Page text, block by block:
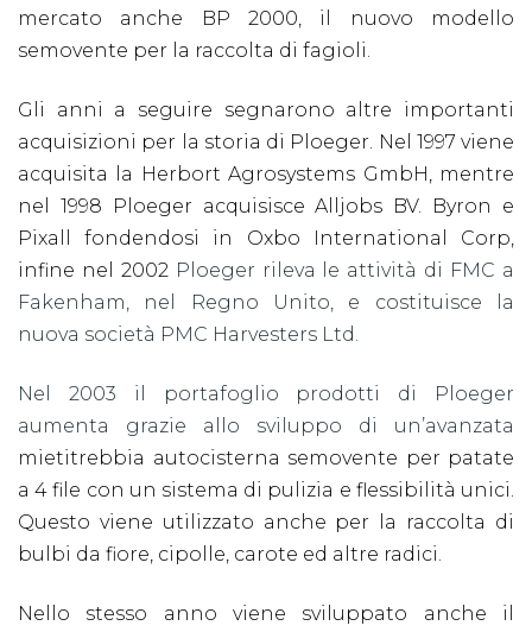
mercato anche BP 2000, il nuovo modello
semovente per la raccolta di fagioli.
Gli anni a seguire segnarono altre importanti
acquisizioni per la storia di Ploeger. Nel 1997 viene
acquisita la Herbort Agrosystems GmbH, mentre
nel 1998 Ploeger acquisisce Alljobs BV. Byron e
Pixall fondendosi in Oxbo International Corp,
infine nel 2002 Ploeger rileva le attività di FMC a
Fakenham, nel Regno Unito, e costituisce la
nuova società PMC Harvesters Ltd.
Nel 2003 il portafoglio prodotti di Ploeger
aumenta grazie allo sviluppo di un’avanzata
mietitrebbia autocisterna semovente per patate
a 4 file con un sistema di pulizia e flessibilità unici.
Questo viene utilizzato anche per la raccolta di
bulbi da fiore, cipolle, carote ed altre radici.
Nello stesso anno viene sviluppato anche il